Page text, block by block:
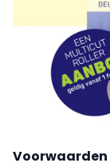
Voorwaarden